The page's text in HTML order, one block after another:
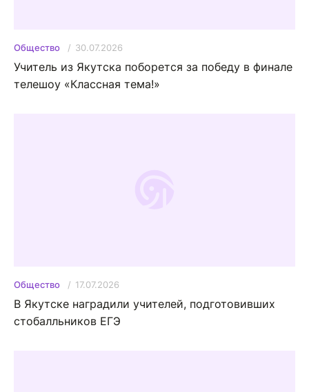
Общество 30.07.2026
Учитель из Якутска поборется за победу в финале
телешоу «Классная тема!»
Общество 17.07.2026
В Якутске наградили учителей, подготовивших
стобалльников ЕГЭ